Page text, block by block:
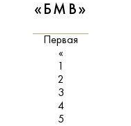
«БМВ»
Первая
«
1
2
3
4
5